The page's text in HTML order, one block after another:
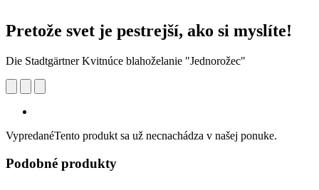
Pretože svet je pestrejší, ako si myslíte!
Die Stadtgärtner Kvitnúce blahoželanie "Jednorožec"
VypredanéTento produkt sa už necnachádza v našej ponuke.
Podobné produkty